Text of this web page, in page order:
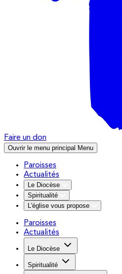
Faire un don
Ouvrir le menu principal Menu
Paroisses
Actualités
Le Diocèse
Spiritualité
L'église vous propose
Paroisses
Actualités
Le Diocèse
Spiritualité